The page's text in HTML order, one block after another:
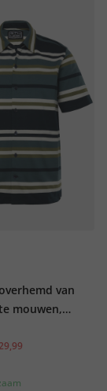
van
mouwen,
8XL